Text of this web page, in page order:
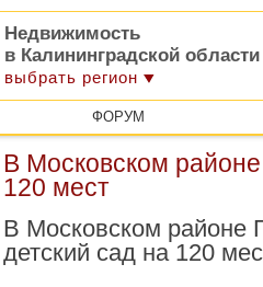
Недвижимость
в Калининградской области
выбрать регион
ФОРУМ
В Московском
120 мест
В Московском районе
детский сад на 120